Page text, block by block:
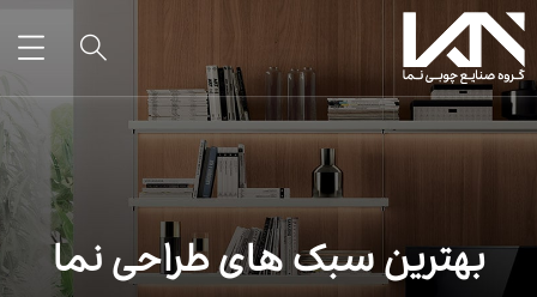
بهترین سبک های طراحی نما